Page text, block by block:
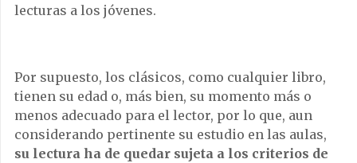
lecturas a los jóvenes.
Por supuesto, los clásicos, como cualquier libro,
tienen su edad o, más bien, su momento más o
menos adecuado para el lector, por lo que, aun
considerando pertinente su estudio en las aulas,
su lectura ha de quedar sujeta a los criterios de